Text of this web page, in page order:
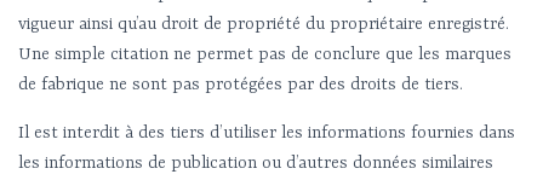
vigueur ainsi qu’au droit de propriété du propriétaire enregistré.
Une simple citation ne permet pas de conclure que les marques
de fabrique ne sont pas protégées par des droits de tiers.
Il est interdit à des tiers d’utiliser les informations fournies dans
les informations de publication ou d’autres données similaires